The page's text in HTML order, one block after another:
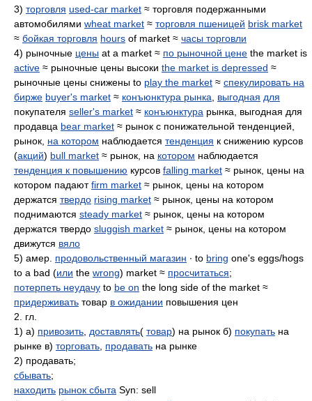
3) торговля used-car market ≈ торговля подержанными
автомобилями wheat market ≈ торговля пшеницей brisk market
≈ бойкая торговля hours of market ≈ часы торговли
4) рыночные цены at a market ≈ по рыночной цене the market is
active ≈ рыночные цены высоки the market is depressed ≈
рыночные цены снижены to play the market ≈ спекулировать на
бирже buyer's market ≈ конъюнктура рынка выгодная для
покупателя seller's market ≈ конъюнктура рынка, выгодная для
продавца bear market ≈ рынок с понижательной тенденцией,
рынок, на котором наблюдается тенденция к снижению курсов
(акций) bull market ≈ рынок, на котором наблюдается
тенденция к повышению курсов falling market ≈ рынок, цены на
котором падаютfirm market ≈ рынок, цены на котором
держатся твердо rising market ≈ рынок, цены на котором
поднимаются steady market ≈ рынок, цены на котором
держатся твердо sluggish market ≈ рынок, цены на котором
движутся вяло
5) амер. продовольственный магазин ∙ to bring one's eggs/hogs
to a bad (или the wrong) market ≈ просчитаться;
потерпеть неудачу to be on the long side of the market ≈
придерживать товар в ожидании повышения цен
2. гл.
1) а) привозить доставлять( товар) на рынок б) покупать на
рынке в) торговать продавать на рынке
2) продавать;
сбывать;
находить рынок сбыта Syn: sell